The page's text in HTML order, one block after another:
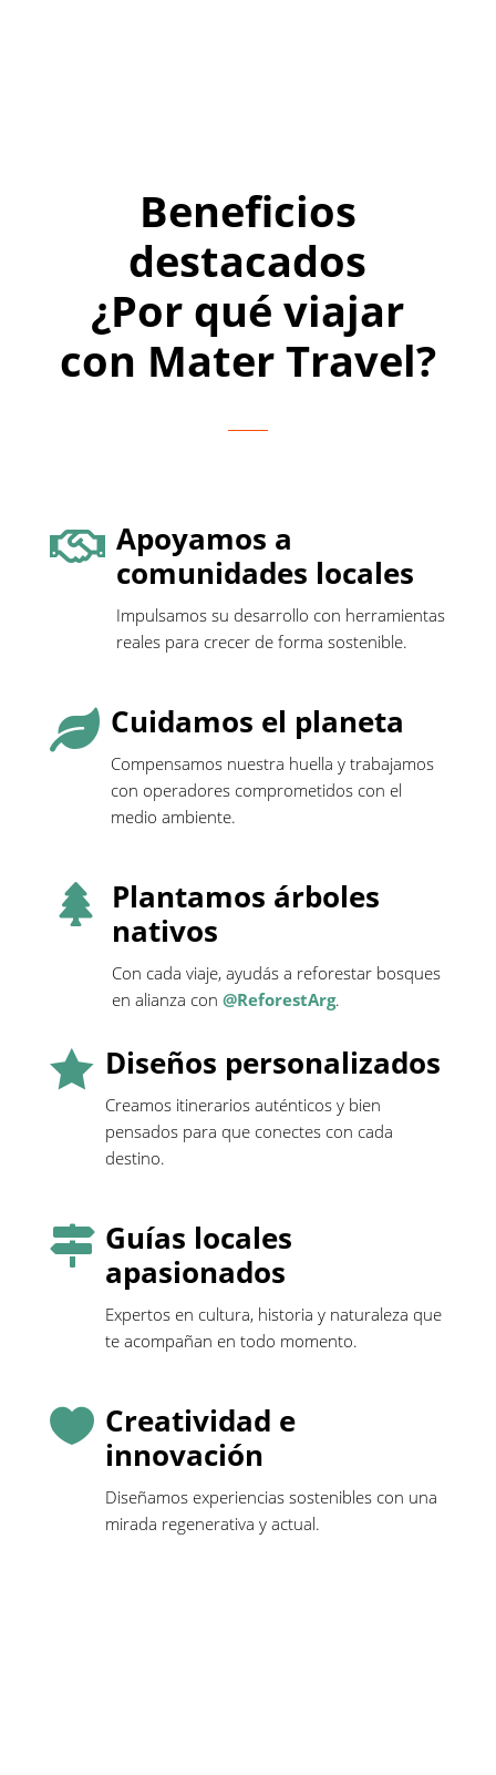
Beneficios
destacados
¿Por qué viajar
con Mater Travel?
 Apoyamos a
comunidades locales
Impulsamos su desarrollo con herramientas
reales para crecer de forma sostenible.
 Cuidamos el planeta
Compensamos nuestra huella y trabajamos
con operadores comprometidos con el
medio ambiente.
 Plantamos árboles
nativos
Con cada viaje, ayudás a reforestar bosques
en alianza con @ReforestArg.
 Diseños personalizados
Creamos itinerarios auténticos y bien
pensados para que conectes con cada
destino.
 Guías locales
apasionados
Expertos en cultura, historia y naturaleza que
te acompañan en todo momento.
 Creatividad e
innovación
Diseñamos experiencias sostenibles con una
mirada regenerativa y actual.